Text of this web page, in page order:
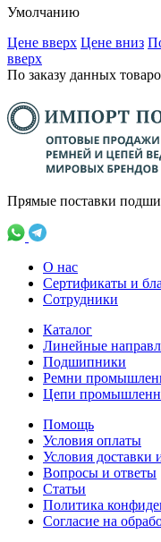
Умолчанию
Ценe вверх Ценe вниз
вверх
По заказу данных
Прямые поставки
О нас
Сертификаты и
Сотрудники
Каталог
Линейные
Подшипники
Ремни
Цепи
Помощь
Условия оплаты
Условия доставки
Вопросы и ответы
Статьи
Политика
Согласие на